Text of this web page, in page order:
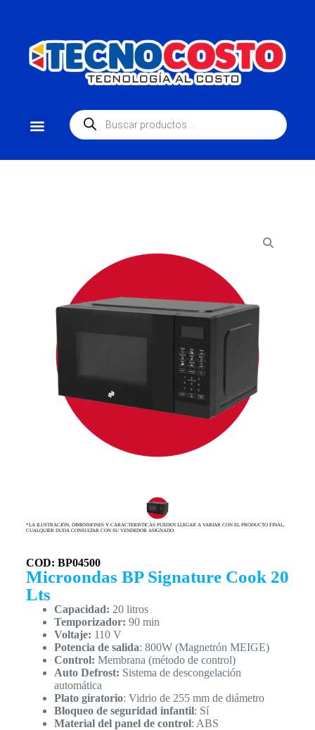
*LA ILUSTRACIÓN, DIMENSIONES Y CARACTERISTICAS PUEDEN LLEGAR A VARIAR CON EL PRODUCTO FINAL,
CUALQUIER DUDA CONSULTAR CON SU VENDEDOR ASIGNADO
COD: BP04500
Microondas BP Signature Cook 20
Lts
Capacidad: 20 litros
Temporizador: 90 min
Voltaje: 110 V
Potencia de salida: 800W (Magnetrón MEIGE)
Control: Membrana (método de control)
Auto Defrost: Sistema de descongelación
automática
Plato giratorio: Vidrio de 255 mm de diámetro
Bloqueo de seguridad infantil: Sí
Material del panel de control: ABS